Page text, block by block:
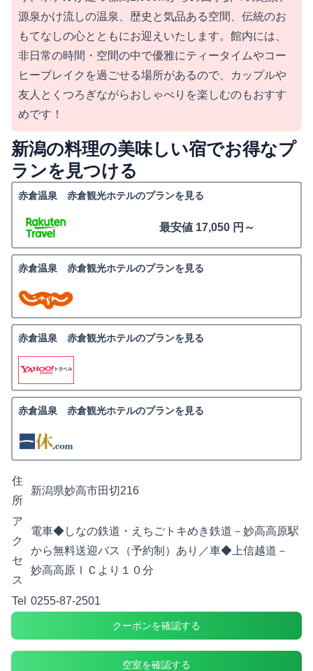
源泉かけ流しの温泉、歴史と気品ある空間、伝統のお
もてなしの心とともにお迎えいたします。館内には、
非日常の時間・空間の中で優雅にティータイムやコー
ヒーブレイクを過ごせる場所があるので、カップルや
友人とくつろぎながらおしゃべりを楽しむのもおすす
めです！
新潟の料理の美味しい宿でお得なプ
ランを見つける
赤倉温泉 赤倉観光ホテルのプランを見る
最安値 17,050 円～
赤倉温泉 赤倉観光ホテルのプランを見る
赤倉温泉 赤倉観光ホテルのプランを見る
赤倉温泉 赤倉観光ホテルのプランを見る
住
所
新潟県妙高市田切216
ア
ク
セ
ス
電車◆しなの鉄道・えちごトキめき鉄道－妙高高原駅
から無料送迎バス（予約制）あり／車◆上信越道－
妙高高原ＩＣより１０分
Tel 0255-87-2501
クーポンを確認する
空室を確認する